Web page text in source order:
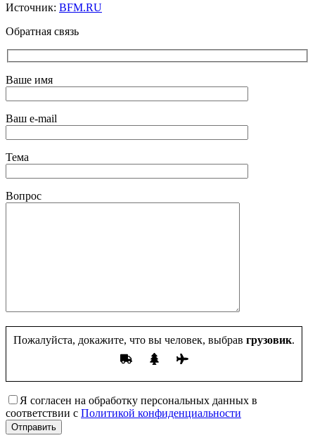
Источник: BFM.RU
Обратная связь
Ваше имя
Ваш e-mail
Тема
Вопрос
Пожалуйста, докажите, что вы человек, выбрав грузовик.
Я согласен на обработку персональных данных в
соответствии с Политикой конфиденциальности